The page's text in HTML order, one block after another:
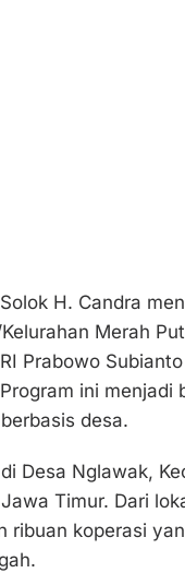
H. Candra
Merah
Prabowo
ini menjadi
desa.
Desa Nglawak,
Timur. Dari
ribuan koperasi